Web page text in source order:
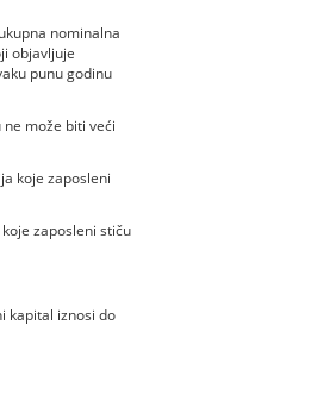
nominalna
objavljuje
punu godinu
može biti veći
koje zaposleni
zaposleni stiču
kapital iznosi do